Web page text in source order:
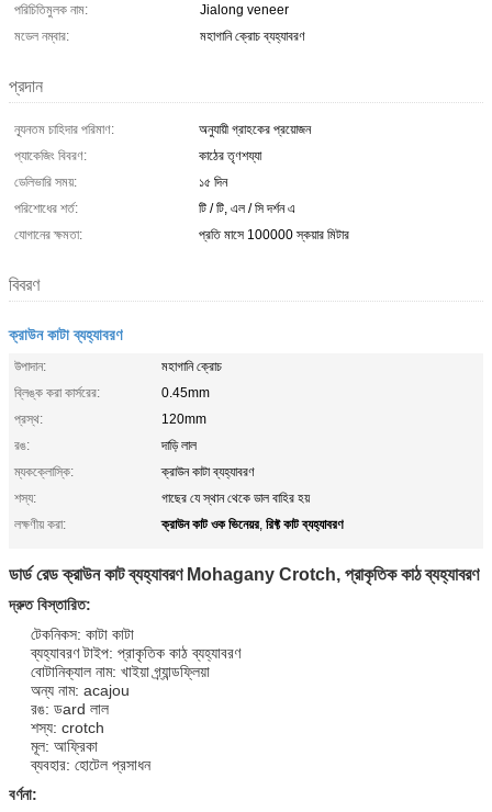
পরিচিতিমুলক নাম:
Jialong veneer
মডেল নম্বার:
মহাগানি ক্রোচ ব্যহ্যাবরণ
প্রদান
ন্যূনতম চাহিদার পরিমাণ:
অনুযায়ী গ্রাহকের প্রয়োজন
প্যাকেজিং বিবরণ:
কাঠের তৃণশয্যা
ডেলিভারি সময়:
১৫ দিন
পরিশোধের শর্ত:
টি / টি, এল / সি দর্শন এ
যোগানের ক্ষমতা:
প্রতি মাসে 100000 স্কয়ার মিটার
বিবরণ
ক্রাউন কাটা ব্যহ্যাবরণ
উপাদান:
মহাগানি ক্রোচ
ব্লিঙ্ক করা কার্সরের:
0.45mm
প্রস্থ:
120mm
রঙ:
দাড়ি লাল
ম্যকক্লোস্কি:
ক্রাউন কাটা ব্যহ্যাবরণ
শস্য:
গাছের যে স্থান থেকে ডাল বাহির হয়
লক্ষণীয় করা:
ক্রাউন কাট ওক ভিনেয়র, রিফ্ট কাট ব্যহ্যাবরণ
ডার্ড রেড ক্রাউন কাট ব্যহ্যাবরণ Mohagany Crotch, প্রাকৃতিক কাঠ ব্যহ্যাবরণ
দ্রুত বিস্তারিত:
টেকনিকস: কাটা কাটা
ব্যহ্যাবরণ টাইপ: প্রাকৃতিক কাঠ ব্যহ্যাবরণ
বোটানিক্যাল নাম: খাইয়া গ্র্যান্ডফ্লিয়া
অন্য নাম: acajou
রঙ: ডard লাল
শস্য: crotch
মূল: আফ্রিকা
ব্যবহার: হোটেল প্রসাধন
বর্ণনা: